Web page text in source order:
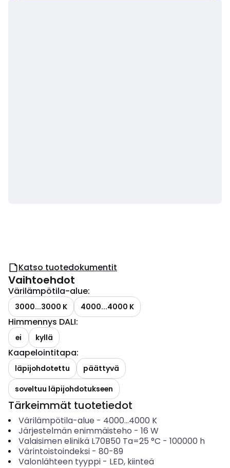
Katso tuotedokumentit
Vaihtoehdot
Värilämpötila-alue:
3000...3000 K 4000...4000 K
Himmennys DALI:
ei kyllä
Kaapelointitapa:
läpijohdotettu
päättyvä
soveltuu läpijohdotukseen
Tärkeimmät tuotetiedot
Värilämpötila-alue - 4000...4000 K
Järjestelmän enimmäisteho - 16 W
Valaisimen elinikä L70B50 Ta=25 °C - 100000 h
Värintoistoindeksi- 80-89
Valonlähteen tyyppi- LED, kiinteä